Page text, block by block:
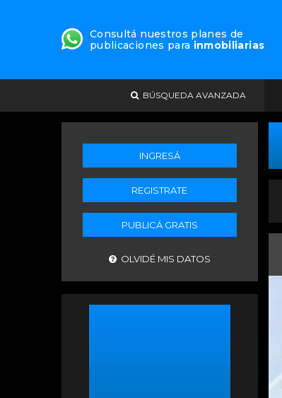
Consultá nuestros planes de
publicaciones para inmobiliarias
BÚSQUEDA AVANZADA
INGRESÁ
REGISTRATE
PUBLICÁ GRATIS
OLVIDÉ MIS DATOS